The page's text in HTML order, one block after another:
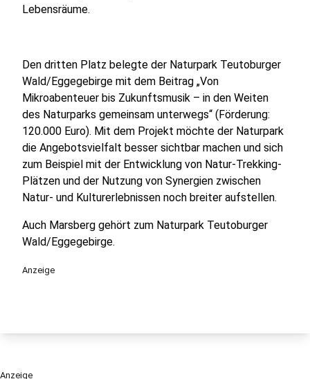
Lebensräume.
Den dritten Platz belegte der Naturpark Teutoburger
Wald/Eggegebirge mit dem Beitrag „Von
Mikroabenteuer bis Zukunftsmusik – in den Weiten
des Naturparks gemeinsam unterwegs“ (Förderung:
120.000 Euro). Mit dem Projekt möchte der Naturpark
die Angebotsvielfalt besser sichtbar machen und sich
zum Beispiel mit der Entwicklung von Natur-Trekking-
Plätzen und der Nutzung von Synergien zwischen
Natur- und Kulturerlebnissen noch breiter aufstellen.
Auch Marsberg gehört zum Naturpark Teutoburger
Wald/Eggegebirge.
Anzeige
Anzeige